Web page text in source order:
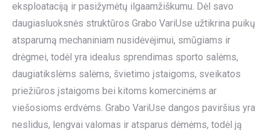
eksploataciją ir pasižymėtų ilgaamžiškumu. Dėl savo
daugiasluoksnės struktūros Grabo VariUse užtikrina puikų
atsparumą mechaniniam nusidėvėjimui, smūgiams ir
drėgmei, todėl yra idealus sprendimas sporto salėms,
daugiatikslėms salėms, švietimo įstaigoms, sveikatos
priežiūros įstaigoms bei kitoms komercinėms ar
viešosioms erdvėms. Grabo VariUse dangos paviršius yra
neslidus, lengvai valomas ir atsparus dėmėms, todėl ją